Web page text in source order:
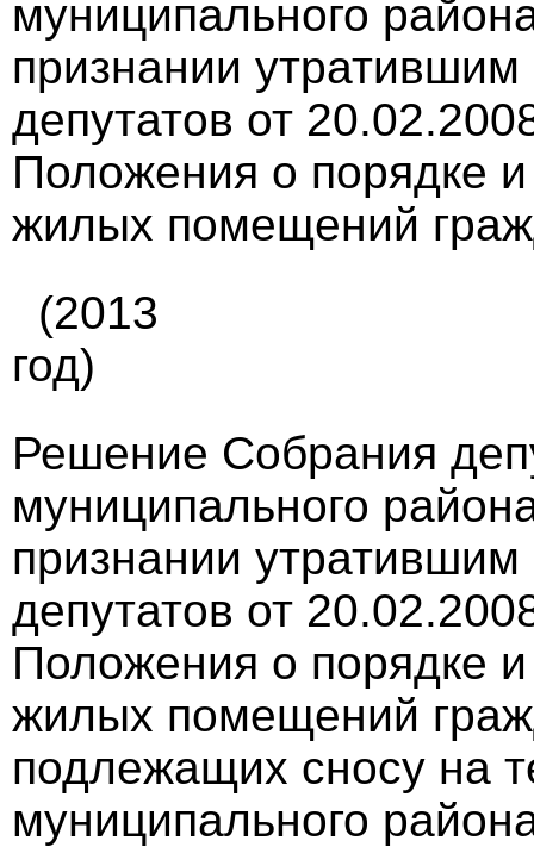
муниципального
признании
депутатов от
Положения о порядке
жилых помещений
(2013
год)
Решение Собрания
муниципального
признании
депутатов от
Положения о порядке
жилых помещений
подлежащих сносу на
муниципального